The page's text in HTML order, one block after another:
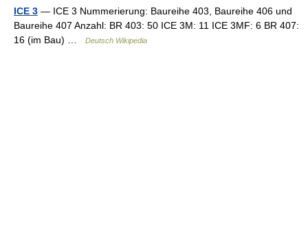
ICE 3 — ICE 3 Nummerierung: Baureihe 403, Baureihe 406 und
Baureihe 407 Anzahl: BR 403: 50 ICE 3M: 11 ICE 3MF: 6 BR 407:
16 (im Bau) …
Deutsch Wikipedia